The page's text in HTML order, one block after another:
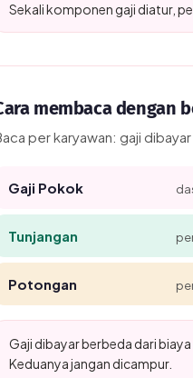
Sekali komponen gaji diatur,
membaca dengan
per karyawan: gaji
Gaji Pokok
Tunjangan
Potongan
Gaji dibayar berbeda dari
Keduanya jangan dicampur.